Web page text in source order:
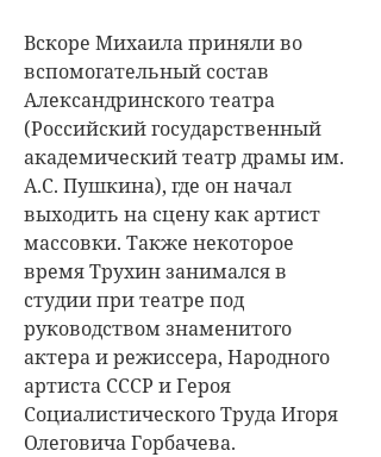
Вскоре Михаила приняли во
вспомогательный состав
Александринского театра
(Российский государственный
академический театр драмы им.
А.С. Пушкина), где он начал
выходить на сцену как артист
массовки. Также некоторое
время Трухин занимался в
студии при театре под
руководством знаменитого
актера и режиссера, Народного
артиста СССР и Героя
Социалистического Труда Игоря
Олеговича Горбачева.